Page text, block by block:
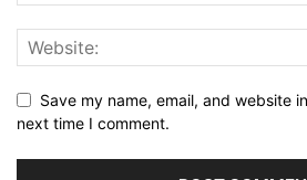
Save my name, email, and website
next time I comment.